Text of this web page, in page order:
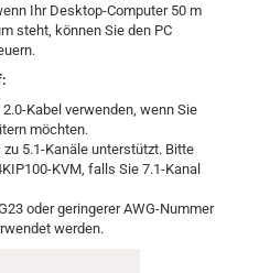
Ihr Desktop-Computer 50 m
steht, können Sie den PC
Kabel verwenden, wenn Sie
möchten.
5.1-Kanäle unterstützt. Bitte
KVM, falls Sie 7.1-Kanal
oder geringerer AWG-Nummer
werden.